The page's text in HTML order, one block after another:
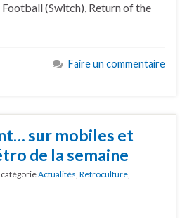
Football (Switch), Return of the
Faire un commentaire
sur mobiles et
de la semaine
catégorieActualités Retroculture